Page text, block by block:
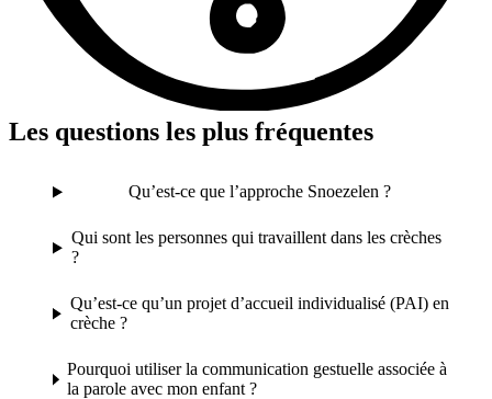
Les questions les plus fréquentes
Qu’est-ce que l’approche Snoezelen ?
Qui sont les personnes qui travaillent dans les crèches
?
Qu’est-ce qu’un projet d’accueil individualisé (PAI) en
crèche ?
Pourquoi utiliser la communication gestuelle associée à
la parole avec mon enfant ?